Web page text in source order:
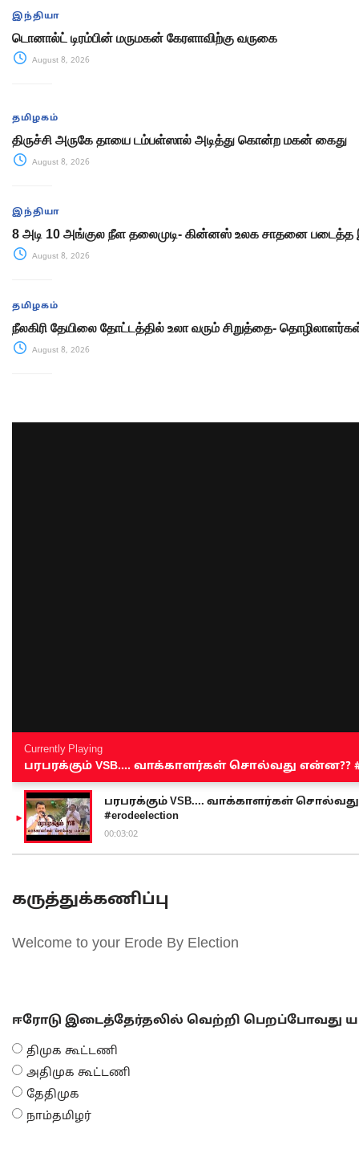
இந்தியா
டொனால்ட் டிரம்பின் மருமகன் கேரளாவிற்கு வருகை
August 8, 2026
தமிழகம்
திருச்சி அருகே தாயை டம்பள்ஸால் அடித்து கொன்ற மகன் கைது
August 8, 2026
இந்தியா
8 அடி 10 அங்குல நீள தலைமுடி- கின்னஸ் உலக சாதனை
August 8, 2026
தமிழகம்
நீலகிரி தேயிலை தோட்டத்தில் உலா வரும் சிறுத்தை-
August 8, 2026
Currently Playing
பரபரக்கும் VSB.... வாக்காளர்கள் சொல்வது என்ன??
பரபரக்கும் VSB.... வாக்காளர்கள் சொல்வது
#erodeelection
00:03:02
கருத்துக்கணிப்பு
Welcome to your Erode By Election
ஈரோடு இடைத்தேர்தலில் வெற்றி பெறப்போவது
திமுக கூட்டணி
அதிமுக கூட்டணி
தேதிமுக
நாம்தமிழர்